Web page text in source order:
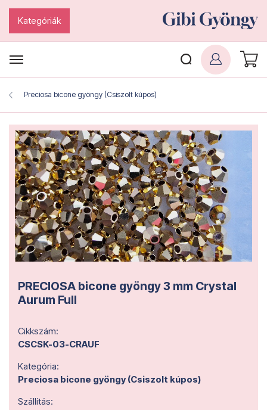
Kategóriák
Preciosa bicone gyöngy (Csiszolt kúpos)
PRECIOSA bicone gyöngy 3 mm Crystal
Aurum Full
Cikkszám:
CSCSK-03-CRAUF
Kategória:
Preciosa bicone gyöngy (Csiszolt kúpos)
Szállítás: